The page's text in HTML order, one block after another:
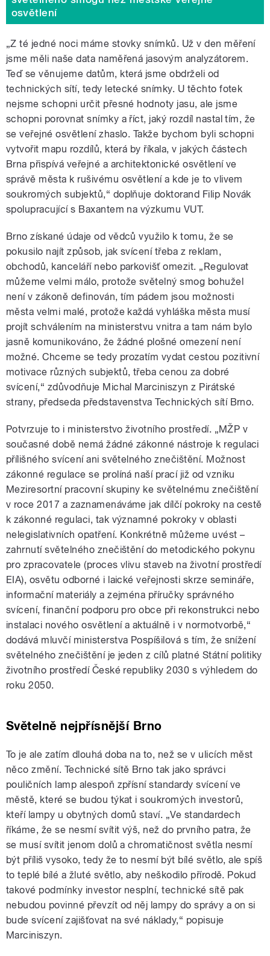
osvětlení
„Z té jedné noci máme stovky snímků. Už v den měření
jsme měli naše data naměřená jasovým analyzátorem.
Teď se věnujeme datům, která jsme obdrželi od
technických sítí, tedy letecké snímky. U těchto fotek
nejsme schopni určit přesné hodnoty jasu, ale jsme
schopni porovnat snímky a říct, jaký rozdíl nastal tím, že
se veřejné osvětlení zhaslo. Takže bychom byli schopni
vytvořit mapu rozdílů, která by říkala, v jakých částech
Brna přispívá veřejné a architektonické osvětlení ve
správě města k rušivému osvětlení a kde je to vlivem
soukromých subjektů,“ doplňuje doktorand Filip Novák
spolupracující s Baxantem na výzkumu VUT.
Brno získané údaje od vědců využilo k tomu, že se
pokusilo najít způsob, jak svícení třeba z reklam,
obchodů, kanceláří nebo parkovišť omezit. „Regulovat
můžeme velmi málo, protože světelný smog bohužel
není v zákoně definován, tím pádem jsou možnosti
města velmi malé, protože každá vyhláška města musí
projít schválením na ministerstvu vnitra a tam nám bylo
jasně komunikováno, že žádné plošné omezení není
možné. Chceme se tedy prozatím vydat cestou pozitivní
motivace různých subjektů, třeba cenou za dobré
svícení,“ zdůvodňuje Michal Marciniszyn z Pirátské
strany, předseda představenstva Technických sítí Brno.
Potvrzuje to i ministerstvo životního prostředí. „MŽP v
současné době nemá žádné zákonné nástroje k regulaci
přílišného svícení ani světelného znečištění. Možnost
zákonné regulace se prolíná naší prací již od vzniku
Meziresortní pracovní skupiny ke světelnému znečištění
v roce 2017 a zaznamenáváme jak dílčí pokroky na cestě
k zákonné regulaci, tak významné pokroky v oblasti
nelegislativních opatření. Konkrétně můžeme uvést –
zahrnutí světelného znečištění do metodického pokynu
pro zpracovatele (proces vlivu staveb na životní prostředí
EIA), osvětu odborné i laické veřejnosti skrze semináře,
informační materiály a zejména příručky správného
svícení, finanční podporu pro obce při rekonstrukci nebo
instalaci nového osvětlení a aktuálně i v normotvorbě,“
dodává mluvčí ministerstva Pospíšilová s tím, že snížení
světelného znečištění je jeden z cílů platné Státní politiky
životního prostředí České republiky 2030 s výhledem do
roku 2050.
Světelně nejpřísnější Brno
To je ale zatím dlouhá doba na to, než se v ulicích měst
něco změní. Technické sítě Brno tak jako správci
pouličních lamp alespoň zpřísní standardy svícení ve
městě, které se budou týkat i soukromých investorů,
kteří lampy u obytných domů staví. „Ve standardech
říkáme, že se nesmí svítit výš, než do prvního patra, že
se musí svítit jenom dolů a chromatičnost světla nesmí
být příliš vysoko, tedy že to nesmí být bílé světlo, ale spíš
to teplé bílé a žluté světlo, aby neškodilo přírodě. Pokud
takové podmínky investor nesplní, technické sítě pak
nebudou povinné převzít od něj lampy do správy a on si
bude svícení zajišťovat na své náklady,“ popisuje
Marciniszyn.